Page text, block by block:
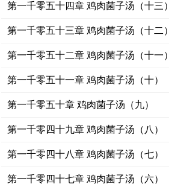
第一千零五十四章 鸡肉菌子汤（十三）
第一千零五十三章 鸡肉菌子汤（十二）
第一千零五十二章 鸡肉菌子汤（十一）
第一千零五十一章 鸡肉菌子汤（十）
第一千零五十章 鸡肉菌子汤（九）
第一千零四十九章 鸡肉菌子汤（八）
第一千零四十八章 鸡肉菌子汤（七）
第一千零四十七章 鸡肉菌子汤（六）